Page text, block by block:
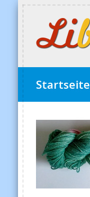
Startseite